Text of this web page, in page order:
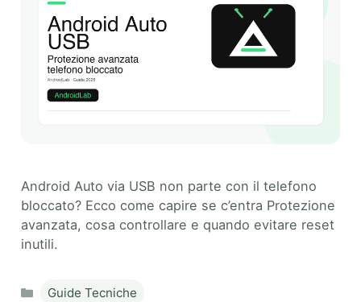
Android Auto via USB non parte con il telefono
bloccato? Ecco come capire se c’entra Protezione
avanzata, cosa controllare e quando evitare reset
inutili.
Categories
Guide Tecniche